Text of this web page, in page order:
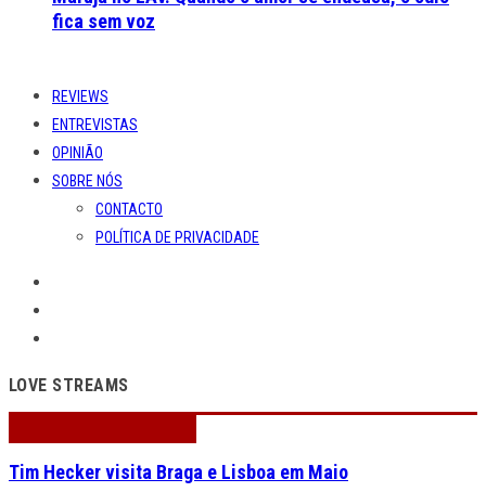
fica sem voz
REVIEWS
ENTREVISTAS
OPINIÃO
SOBRE NÓS
CONTACTO
POLÍTICA DE PRIVACIDADE
LOVE STREAMS
Tim Hecker visita Braga e Lisboa em Maio